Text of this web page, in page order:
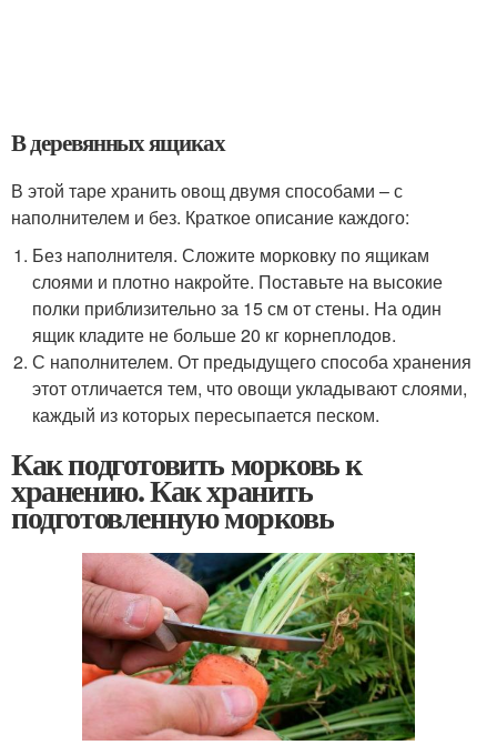
В деревянных ящиках
В этой таре хранить овощ двумя способами – с
наполнителем и без. Краткое описание каждого:
Без наполнителя. Сложите морковку по ящикам
слоями и плотно накройте. Поставьте на высокие
полки приблизительно за 15 см от стены. На один
ящик кладите не больше 20 кг корнеплодов.
С наполнителем. От предыдущего способа хранения
этот отличается тем, что овощи укладывают слоями,
каждый из которых пересыпается песком.
Как подготовить морковь к
хранению. Как хранить
подготовленную морковь